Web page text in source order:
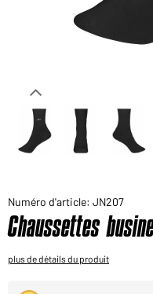
Voudriez-vous
Numéro d'article: JN207
Chaussettes
plus de détails du produit